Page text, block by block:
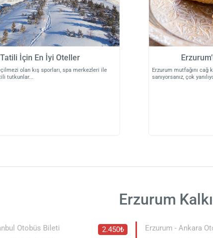
Tatili İçin En İyi Oteller
olan kış sporları, spa merkezleri ile
tutkunlar
Erzurum mutfağını cağ
sanıyorsanız, çok
Erzurum
Otobüs Bileti 2.450₺ Erzurum - Ankara